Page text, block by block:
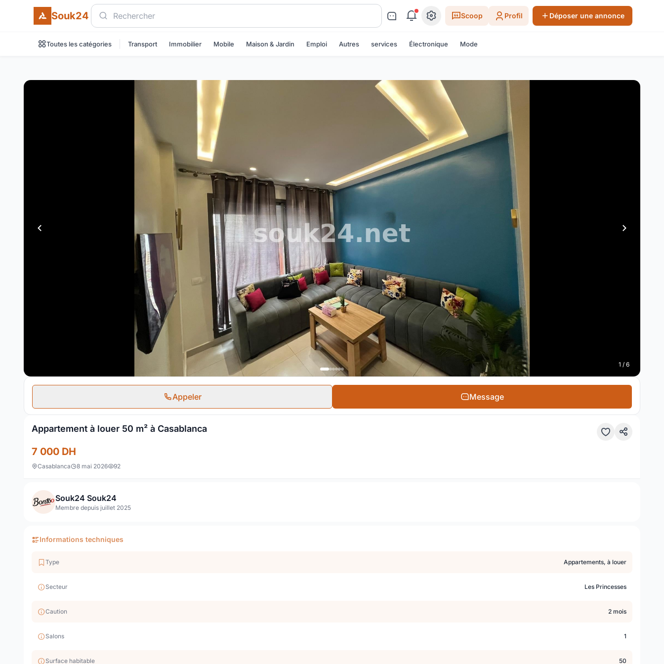
Souk24 Scoop Profil Déposer une annonce
Toutes les catégories Transport Immobilier Mobile Maison & Jardin Emploi Autres services Électronique Mode
1 / 6
Appartement à louer 50 m² à Casablanca
7 000 DH
Casablanca 8 mai 2026 92
Souk24 Souk24
Membre depuis juillet 2025
Informations techniques
Type Appartements, à louer
Secteur Les Princesses
Caution 2 mois
Salons 1
Surface habitable 50
Appeler Message